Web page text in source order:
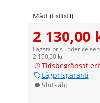
Mått (LxBxH)
2 130,00
Lägsta pris under de
2 190,00 kr
Tidsbegränsat
Lågprisgaranti
Slutsåld